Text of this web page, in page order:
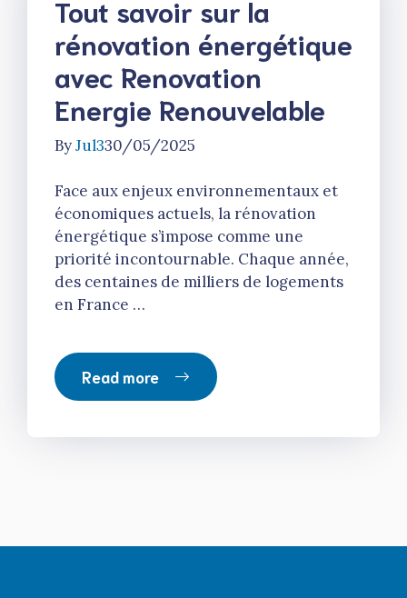
Tout savoir sur la
rénovation énergétique
avec Renovation
Energie Renouvelable
ByJul330/05/2025
Face aux enjeux environnementaux et
économiques actuels, la rénovation
énergétique s’impose comme une
priorité incontournable. Chaque année,
des centaines de milliers de logements
en France …
Read more